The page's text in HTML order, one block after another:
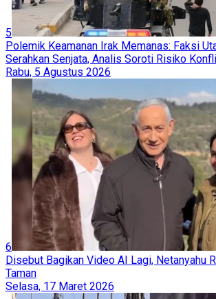
5
Polemik Keamanan Irak Memanas: Faksi
Serahkan Senjata, Analis Soroti Risiko
Rabu, 5 Agustus 2026
6
Disebut Bagikan Video AI Lagi, Netanyahu
Taman
Selasa, 17 Maret 2026